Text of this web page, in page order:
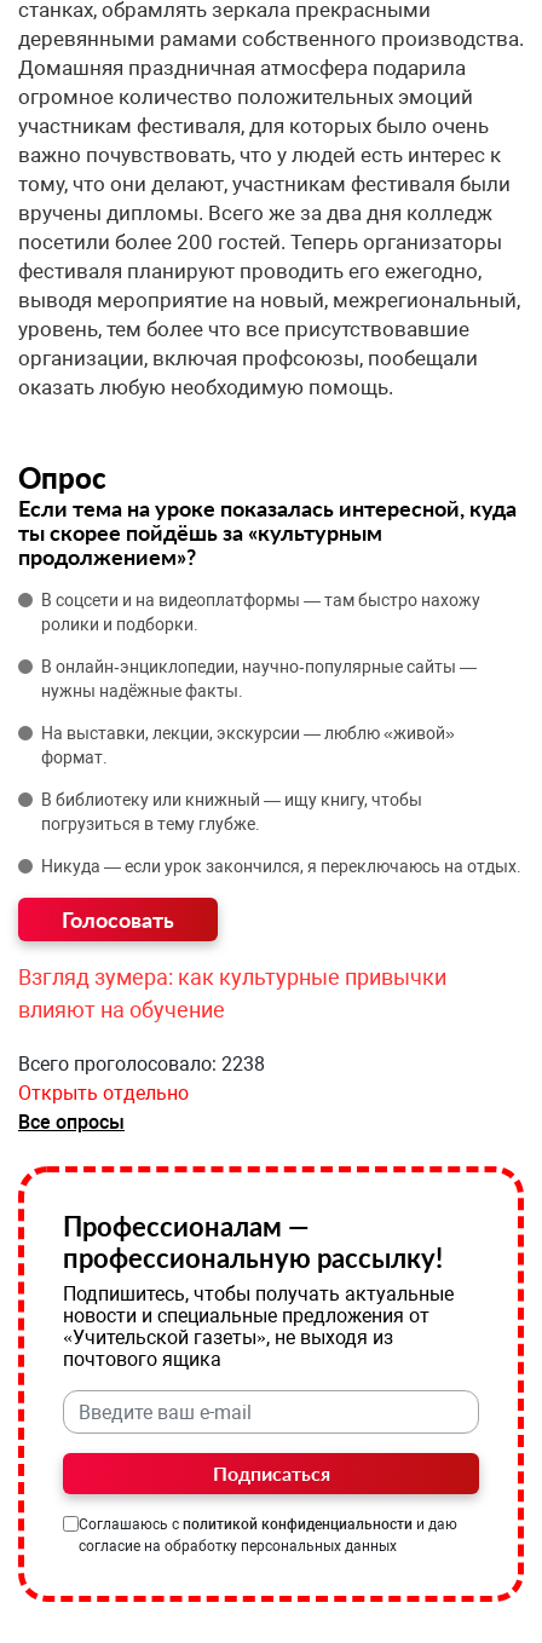
станках, обрамлять зеркала прекрасными
деревянными рамами собственного производства.
Домашняя праздничная атмосфера подарила
огромное количество положительных эмоций
участникам фестиваля, для которых было очень
важно почувствовать, что у людей есть интерес к
тому, что они делают, участникам фестиваля были
вручены дипломы. Всего же за два дня колледж
посетили более 200 гостей. Теперь организаторы
фестиваля планируют проводить его ежегодно,
выводя мероприятие на новый, межрегиональный,
уровень, тем более что все присутствовавшие
организации, включая профсоюзы, пообещали
оказать любую необходимую помощь.
Опрос
Если тема на уроке показалась интересной, куда
ты скорее пойдёшь за «культурным
продолжением»?
В соцсети и на видеоплатформы — там быстро нахожу
ролики и подборки.
В онлайн‑энциклопедии, научно‑популярные сайты —
нужны надёжные факты.
На выставки, лекции, экскурсии — люблю «живой»
формат.
В библиотеку или книжный — ищу книгу, чтобы
погрузиться в тему глубже.
Никуда — если урок закончился, я переключаюсь на отдых.
Взгляд зумера: как культурные привычки
влияют на обучение
Всего проголосовало: 2238
Открыть отдельно
Все опросы
Профессионалам —
профессиональную рассылку!
Подпишитесь, чтобы получать актуальные
новости и специальные предложения от
«Учительской газеты», не выходя из
почтового ящика
Подписаться
Соглашаюсь с политикой конфиденциальности и даю
согласие на обработку персональных данных